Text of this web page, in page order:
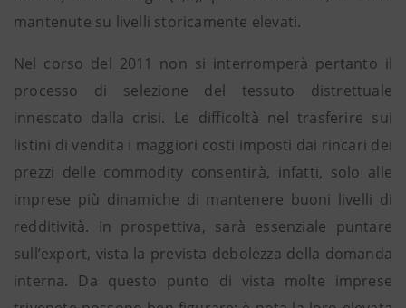
mantenute su livelli storicamente elevati.
Nel corso del 2011 non si interromperà pertanto il
processo di selezione del tessuto distrettuale
innescato dalla crisi. Le difficoltà nel trasferire sui
listini di vendita i maggiori costi imposti dai rincari dei
prezzi delle commodity consentirà, infatti, solo alle
imprese più dinamiche di mantenere buoni livelli di
redditività. In prospettiva, sarà essenziale puntare
sull’export, vista la prevista debolezza della domanda
interna. Da questo punto di vista molte imprese